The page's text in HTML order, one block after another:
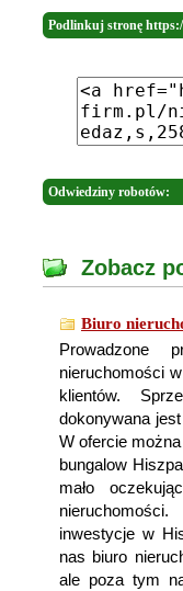
Podlinkuj stronę
Odwiedziny robotów:
Zobacz
Biuro
Prowadzone
nieruchomości
klientów.
dokonywana
W ofercie
bungalow
mało
inwestycje w
nas biuro
ale poza tym